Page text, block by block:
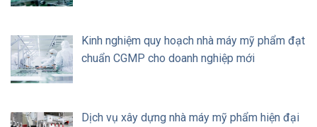
Kinh nghiệm quy hoạch nhà máy mỹ phẩm đạt
chuẩn CGMP cho doanh nghiệp mới
Dịch vụ xây dựng nhà máy mỹ phẩm hiện đại